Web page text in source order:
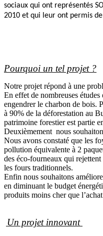
sociaux qui ont représentés
2010 et qui leur ont permis
Pourquoi un tel projet ?
Notre projet répond à une
En effet de nombreuses
engendrer le charbon de bois.
à 90% de la déforestation au
patrimoine forestier est partie
Deuxièmement nous
Nous avons constaté que les
pollution équivalente à 2
des éco-fourneaux qui
les fours traditionnels.
Enfin nous souhaitons
en diminuant le budget
produits moins cher que
Un projet innovant